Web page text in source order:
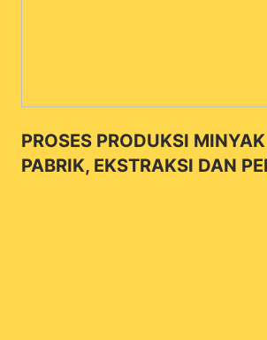
PROSES PRODUKSI
PABRIK, EKSTRAKSI DAN